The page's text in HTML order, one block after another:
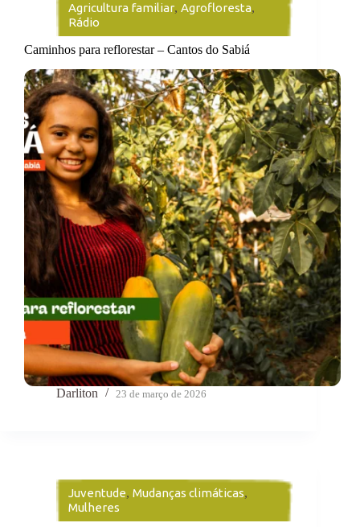
Agricultura familiar, Agrofloresta,
Rádio
Caminhos para reflorestar – Cantos do Sabiá
Darliton 23 de março de 2026
Juventude, Mudanças climáticas,
Mulheres